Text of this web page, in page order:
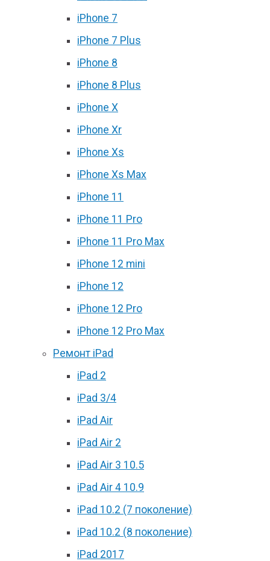
iPhone 7
iPhone 7 Plus
iPhone 8
iPhone 8 Plus
iPhone X
iPhone Xr
iPhone Xs
iPhone Xs Max
iPhone 11
iPhone 11 Pro
iPhone 11 Pro Max
iPhone 12 mini
iPhone 12
iPhone 12 Pro
iPhone 12 Pro Max
Ремонт iPad
iPad 2
iPad 3/4
iPad Air
iPad Air 2
iPad Air 3 10.5
iPad Air 4 10.9
iPad 10.2 (7 поколение)
iPad 10.2 (8 поколение)
iPad 2017